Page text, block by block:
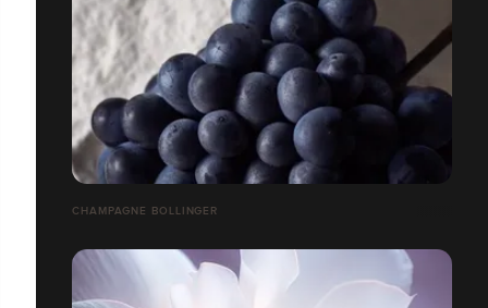
CHAMPAGNE BOLLINGER